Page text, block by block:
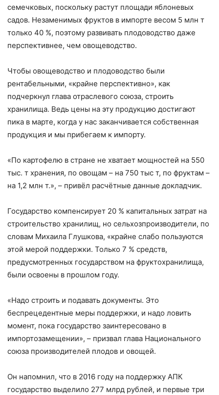
семечковых, поскольку растут площади яблоневых
садов. Незаменимых фруктов в импорте весом 5 млн т
только 40 %, поэтому развивать плодоводство даже
перспективнее, чем овощеводство.
Чтобы овощеводство и плодоводство были
рентабельными, «крайне перспективно», как
подчеркнул глава отраслевого союза, строить
хранилища. Ведь цены на эту продукцию достигают
пика в марте, когда у нас заканчивается собственная
продукция и мы прибегаем к импорту.
«По картофелю в стране не хватает мощностей на 550
тыс. т хранения, по овощам – на 750 тыс т, по фруктам –
на 1,2 млн т.», – привёл расчётные данные докладчик.
Государство компенсирует 20 % капитальных затрат на
строительство хранилищ, но сельхозпроизводители, по
словам Михаила Глушкова, «крайне слабо пользуются
этой мерой поддержки. Только 7 % средств,
предусмотренных государством на фруктохранилища,
были освоены в прошлом году.
«Надо строить и подавать документы. Это
беспрецедентные меры поддержки, и надо ловить
момент, пока государство заинтересовано в
импортозамещении», – призвал глава Национального
союза производителей плодов и овощей.
Он напомнил, что в 2016 году на поддержку АПК
государство выделило 277 млрд рублей, и первые три